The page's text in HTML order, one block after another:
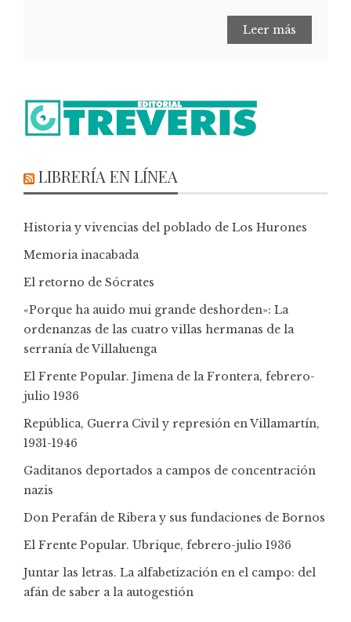
Leer más
LIBRERÍA EN LÍNEA
Historia y vivencias del poblado de Los Hurones
Memoria inacabada
El retorno de Sócrates
«Porque ha auido mui grande deshorden»: La
ordenanzas de las cuatro villas hermanas de la
serranía de Villaluenga
El Frente Popular. Jimena de la Frontera, febrero-
julio 1936
República, Guerra Civil y represión en Villamartín,
1931-1946
Gaditanos deportados a campos de concentración
nazis
Don Perafán de Ribera y sus fundaciones de Bornos
El Frente Popular. Ubrique, febrero-julio 1936
Juntar las letras. La alfabetización en el campo: del
afán de saber a la autogestión